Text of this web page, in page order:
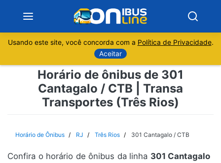
Sobre
Minas Gerais
Rio de Janeiro
Usando este site, você concorda com a Política de Privacidade.
Aceitar
Horário de ônibus de 301
Cantagalo / CTB | Transa
Transportes (Três Rios)
Horário de Ônibus RJ Três Rios 301 Cantagalo / CTB
Confira o horário de ônibus da linha 301 Cantagalo